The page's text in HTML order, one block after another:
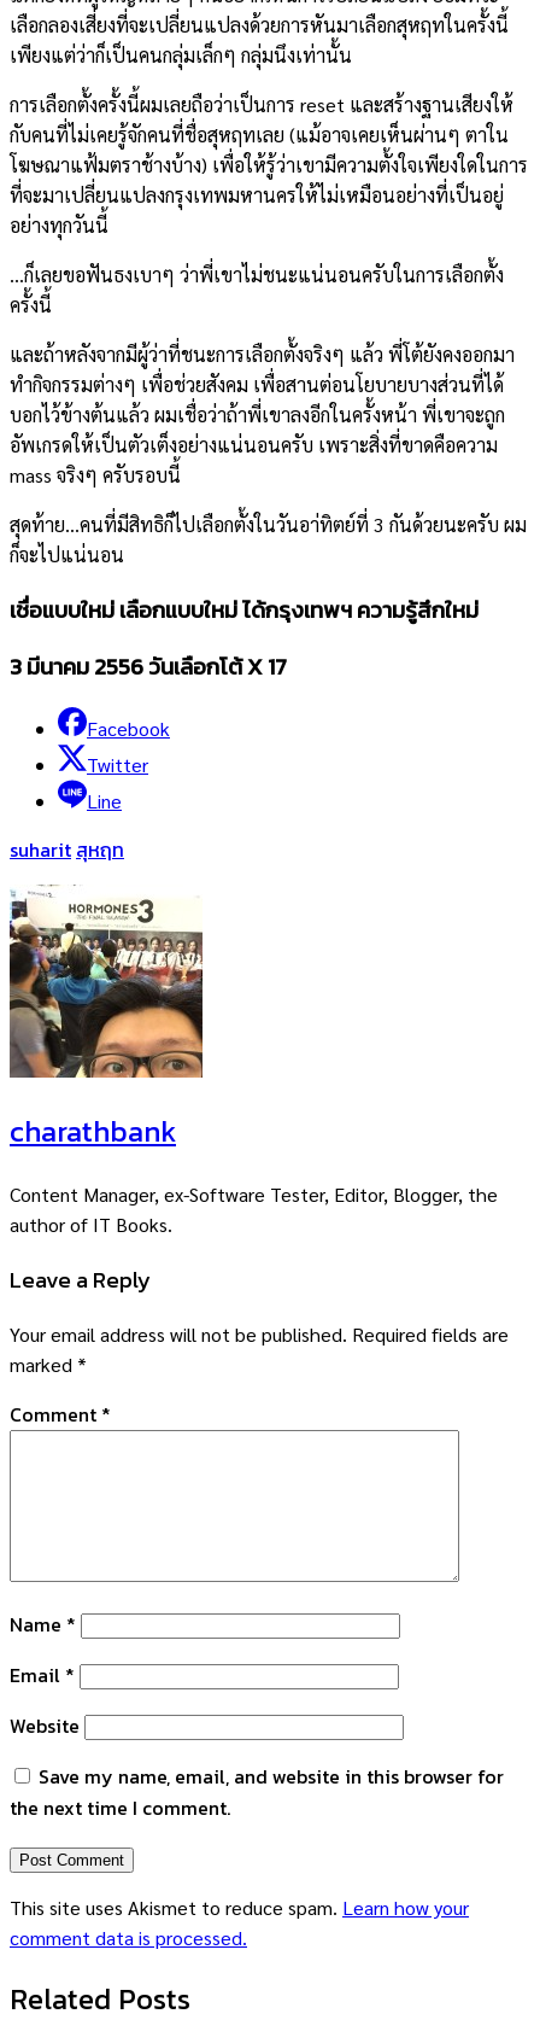
เลือกลองเสี่ยงที่จะเปลี่ยนแปลงด้วยการหันมาเลือกสุหฤทในครั้งนี้
เพียงแต่ว่าก็เป็นคนกลุ่มเล็กๆ กลุ่มนึงเท่านั้น
การเลือกตั้งครั้งนี้ผมเลยถือว่าเป็นการ reset และสร้างฐานเสียงให้
กับคนที่ไม่เคยรู้จักคนที่ชื่อสุหฤทเลย (แม้อาจเคยเห็นผ่านๆ ตาใน
โฆษณาแฟ้มตราช้างบ้าง) เพื่อให้รู้ว่าเขามีความตั้งใจเพียงใดในการ
ที่จะมาเปลี่ยนแปลงกรุงเทพมหานครให้ไม่เหมือนอย่างที่เป็นอยู่
อย่างทุกวันนี้
…ก็เลยขอฟันธงเบาๆ ว่าพี่เขาไม่ชนะแน่นอนครับในการเลือกตั้ง
ครั้งนี้
และถ้าหลังจากมีผู้ว่าที่ชนะการเลือกตั้งจริงๆ แล้ว พี่โต้ยังคงออกมา
ทำกิจกรรมต่างๆ เพื่อช่วยสังคม เพื่อสานต่อนโยบายบางส่วนที่ได้
บอกไว้ข้างต้นแล้ว ผมเชื่อว่าถ้าพี่เขาลงอีกในครั้งหน้า พี่เขาจะถูก
อัพเกรดให้เป็นตัวเต็งอย่างแน่นอนครับ เพราะสิ่งที่ขาดคือความ
mass จริงๆ ครับรอบนี้
สุดท้าย…คนที่มีสิทธิก็ไปเลือกตั้งในวันอา่ทิตย์ที่ 3 กันด้วยนะครับ ผม
ก็จะไปแน่นอน
เชื่อแบบใหม่ เลือกแบบใหม่ ได้กรุงเทพฯ ความรู้สึกใหม่
3 มีนาคม 2556 วันเลือกโต้ X 17
Facebook
Twitter
Line
suharit สุหฤท
charathbank
Content Manager, ex-Software Tester, Editor, Blogger, the
author of IT Books.
Leave a Reply
Your email address will not be published. Required fields are
marked *
Comment *
Name *
Email *
Website
Save my name, email, and website in this browser for
the next time I comment.
This site uses Akismet to reduce spam. Learn how your
comment data is processed.
Related Posts